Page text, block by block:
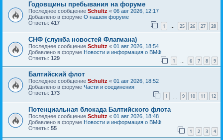
Годовщины пребывания на форуме
Последнее сообщение Schultz « 06 авг 2026, 12:17
Добавлено в форуме О нашем форуме
Ответы: 417 1 … 25 26 27 28
СНФ (служба новостей Флагмана)
Последнее сообщение Schultz « 01 авг 2026, 18:54
Добавлено в форуме Новости и информация о ВМФ
Ответы: 129 1 6 7 8 9
Балтийский флот
Последнее сообщение Schultz « 01 авг 2026, 18:52
Добавлено в форуме Части и соединения
Ответы: 173 1 9 10 11 12
Потенциальная блокада Балтийского флота
Последнее сообщение Schultz « 01 авг 2026, 18:48
Добавлено в форуме Новости и информация о ВМФ
Ответы: 55 1 2 3 4